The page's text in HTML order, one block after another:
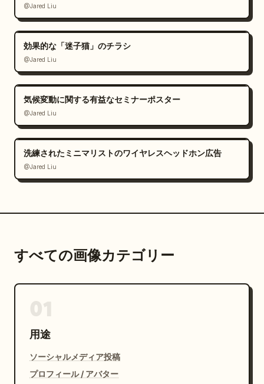
@Jared Liu
効果的な「迷子猫」のチラシ
@Jared Liu
気候変動に関する有益なセミナーポスター
@Jared Liu
洗練されたミニマリストのワイヤレスヘッドホン広告
@Jared Liu
すべての画像カテゴリー
用途
ソーシャルメディア投稿
プロフィール / アバター